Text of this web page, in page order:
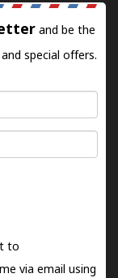
and be the
special offers.
to
via email using